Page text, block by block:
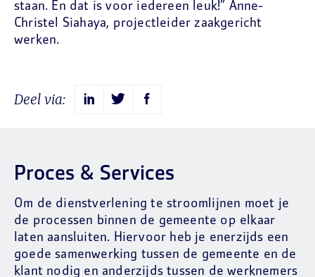
staan. En dat is voor iedereen leuk!” Anne-
Christel Siahaya, projectleider zaakgericht
werken.
Deel via:
Proces & Services
Om de dienstverlening te stroomlijnen moet je
de processen binnen de gemeente op elkaar
laten aansluiten. Hiervoor heb je enerzijds een
goede samenwerking tussen de gemeente en de
klant nodig en anderzijds tussen de werknemers